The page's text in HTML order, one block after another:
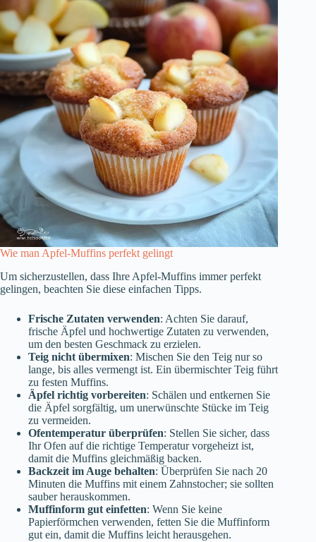
Wie man Apfel-Muffins perfekt gelingt
Um sicherzustellen, dass Ihre Apfel-Muffins immer perfekt
gelingen, beachten Sie diese einfachen Tipps.
Frische Zutaten verwenden: Achten Sie darauf,
frische Äpfel und hochwertige Zutaten zu verwenden,
um den besten Geschmack zu erzielen.
Teig nicht übermixen: Mischen Sie den Teig nur so
lange, bis alles vermengt ist. Ein übermischter Teig führt
zu festen Muffins.
Äpfel richtig vorbereiten: Schälen und entkernen Sie
die Äpfel sorgfältig, um unerwünschte Stücke im Teig
zu vermeiden.
Ofentemperatur überprüfen: Stellen Sie sicher, dass
Ihr Ofen auf die richtige Temperatur vorgeheizt ist,
damit die Muffins gleichmäßig backen.
Backzeit im Auge behalten: Überprüfen Sie nach 20
Minuten die Muffins mit einem Zahnstocher; sie sollten
sauber herauskommen.
Muffinform gut einfetten: Wenn Sie keine
Papierförmchen verwenden, fetten Sie die Muffinform
gut ein, damit die Muffins leicht herausgehen.